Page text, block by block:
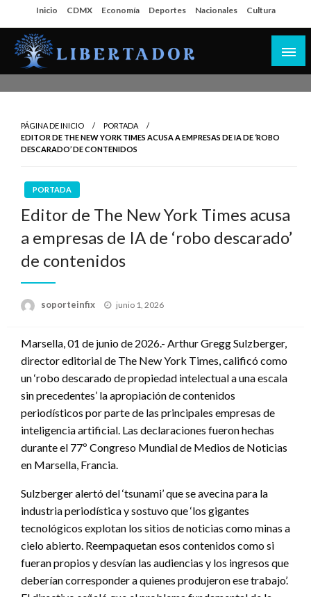
al
contenido
Inicio CDMX Economía Deportes Nacionales Cultura
PÁGINA DE INICIO
PORTADA
EDITOR DE THE NEW YORK TIMES ACUSA A EMPRESAS DE IA DE ‘ROBO
DESCARADO’ DE CONTENIDOS
PORTADA
Editor de The New York Times acusa
a empresas de IA de ‘robo descarado’
de contenidos
soporteinfix
Publicado
junio 1, 2026
Marsella, 01 de junio de 2026.- Arthur Gregg Sulzberger,
director editorial de The New York Times, calificó como
un ‘robo descarado de propiedad intelectual a una escala
sin precedentes’ la apropiación de contenidos
periodísticos por parte de las principales empresas de
inteligencia artificial. Las declaraciones fueron hechas
durante el 77º Congreso Mundial de Medios de Noticias
en Marsella, Francia.
Sulzberger alertó del ‘tsunami’ que se avecina para la
industria periodística y sostuvo que ‘los gigantes
tecnológicos explotan los sitios de noticias como minas a
cielo abierto. Reempaquetan esos contenidos como si
fueran propios y desvían las audiencias y los ingresos que
deberían corresponder a quienes produjeron ese trabajo’.